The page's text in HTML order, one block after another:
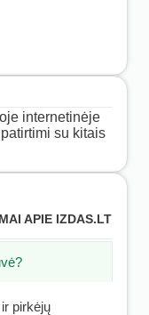
internetinėje
su kitais
APIE IZDAS.LT
pirkėjų